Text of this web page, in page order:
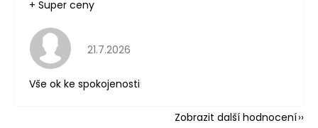
+ Super ceny
Hodnocení obchodu je 5 z 5 hvězdiček.
21.7.2026
Vše ok ke spokojenosti
Zobrazit další hodnocení